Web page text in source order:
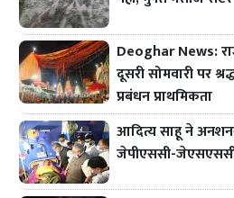
Deoghar News:
दूसरी सोमवारी पर
प्रबंधन प्राथमिकता
आदित्य साहू ने
जेपीएससी-